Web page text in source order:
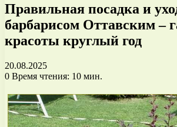
Правильная посадка и
барбарисом Оттавским –
красоты круглый год
20.08.2025
0 Время чтения: 10 мин.